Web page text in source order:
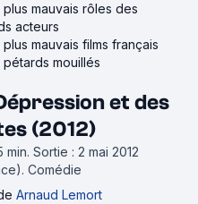
plus mauvais rôles des
acteurs
plus mauvais films français
pétards mouillés
et des
(2012)
min. Sortie : 2 mai 2012
Comédie
Arnaud Lemort